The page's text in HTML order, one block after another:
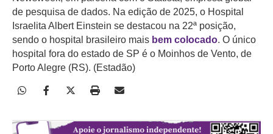
de pesquisa de dados. Na edição de 2025, o Hospital
Israelita Albert Einstein se destacou na 22ª posição,
sendo o hospital brasileiro mais bem colocado. O único
hospital fora do estado de SP é o Moinhos de Vento, de
Porto Alegre (RS). (Estadão)